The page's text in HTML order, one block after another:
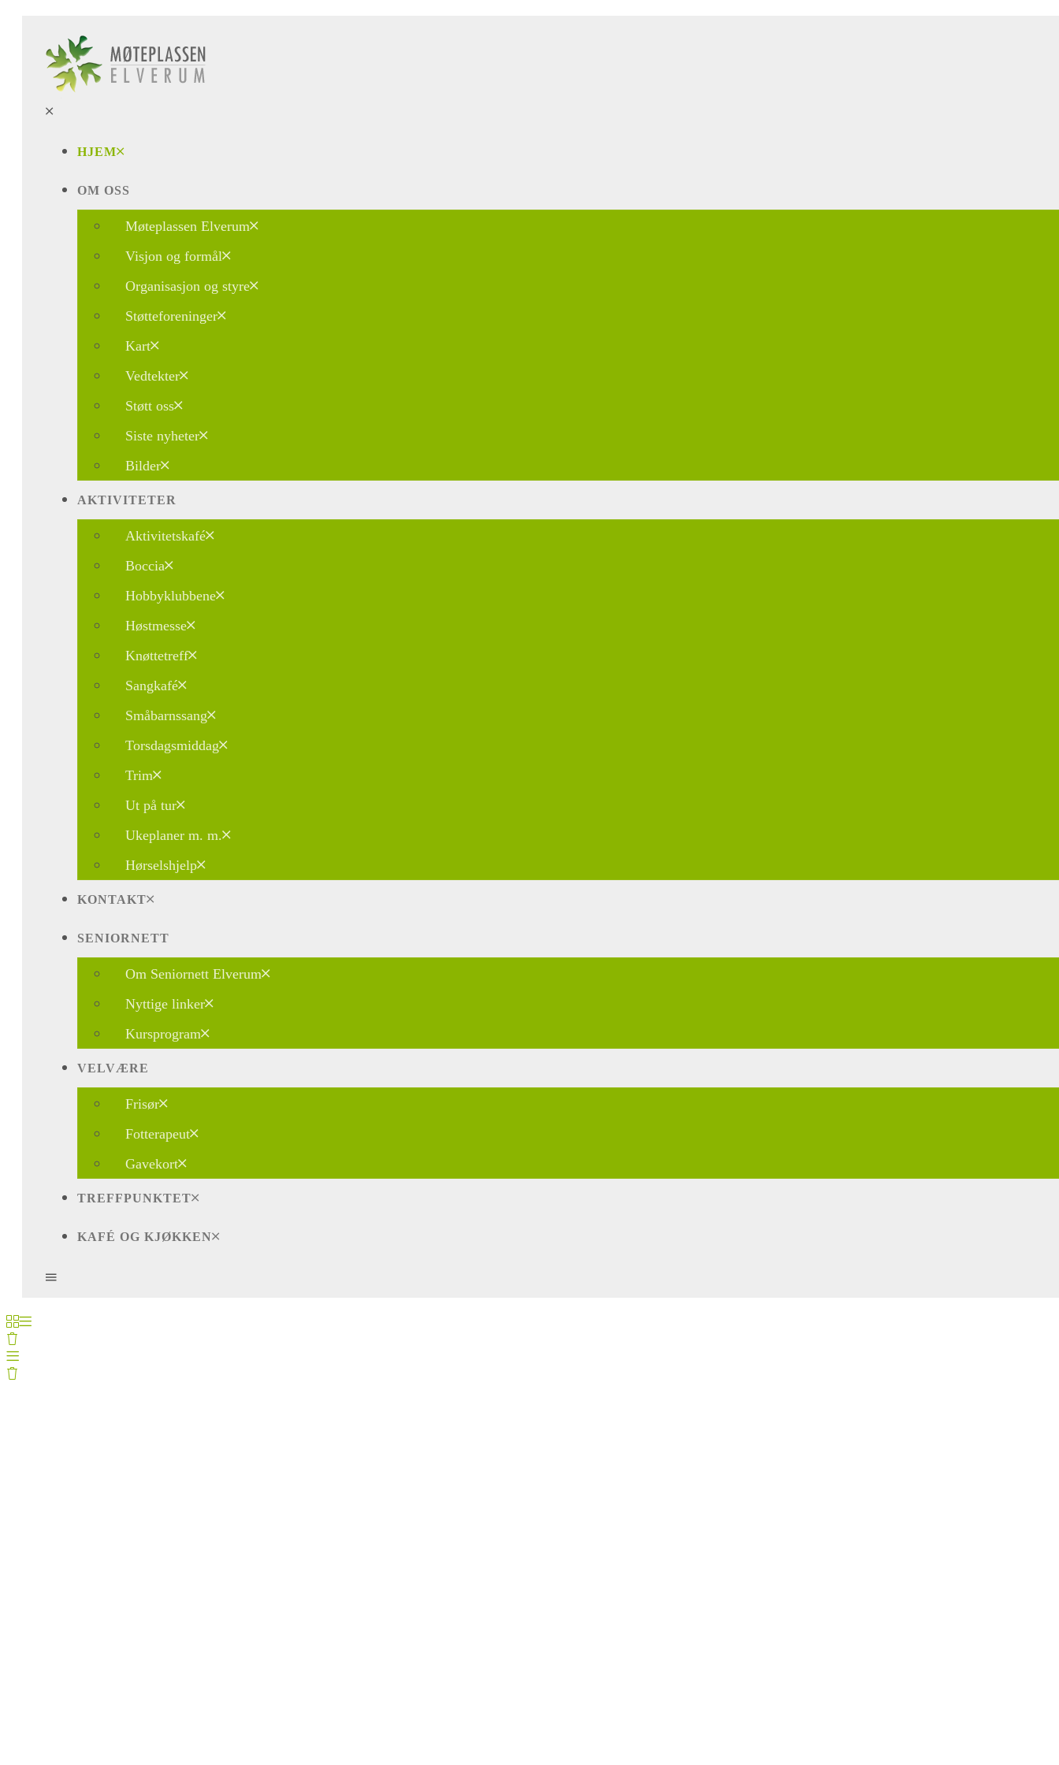
HJEM
OM OSS
Møteplassen Elverum
Visjon og formål
Organisasjon og styre
Støtteforeninger
Kart
Vedtekter
Støtt oss
Siste nyheter
Bilder
AKTIVITETER
Aktivitetskafé
Boccia
Hobbyklubbene
Høstmesse
Knøttetreff
Sangkafé
Småbarnssang
Torsdagsmiddag
Trim
Ut på tur
Ukeplaner m. m.
Hørselshjelp
KONTAKT
SENIORNETT
Om Seniornett Elverum
Nyttige linker
Kursprogram
VELVÆRE
Frisør
Fotterapeut
Gavekort
TREFFPUNKTET
KAFÉ OG KJØKKEN